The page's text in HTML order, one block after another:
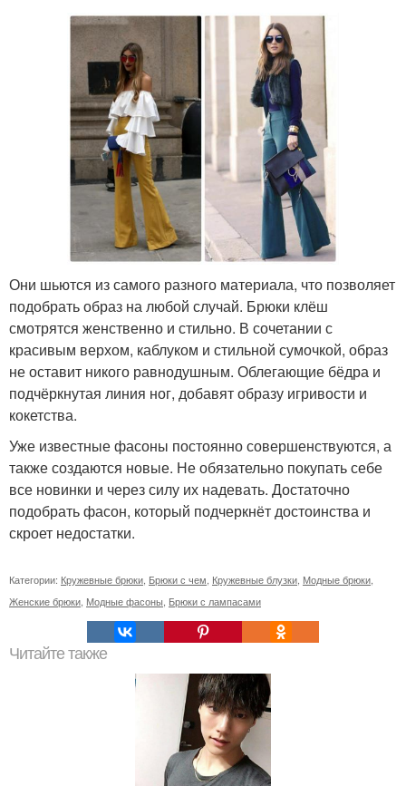
Они шьются из самого разного материала, что позволяет
подобрать образ на любой случай. Брюки клёш
смотрятся женственно и стильно. В сочетании с
красивым верхом, каблуком и стильной сумочкой, образ
не оставит никого равнодушным. Облегающие бёдра и
подчёркнутая линия ног, добавят образу игривости и
кокетства.
Уже известные фасоны постоянно совершенствуются, а
также создаются новые. Не обязательно покупать себе
все новинки и через силу их надевать. Достаточно
подобрать фасон, который подчеркнёт достоинства и
скроет недостатки.
Категории: Кружевные брюки, Брюки с чем, Кружевные блузки, Модные брюки,
Женские брюки, Модные фасоны, Брюки с лампасами
Читайте также